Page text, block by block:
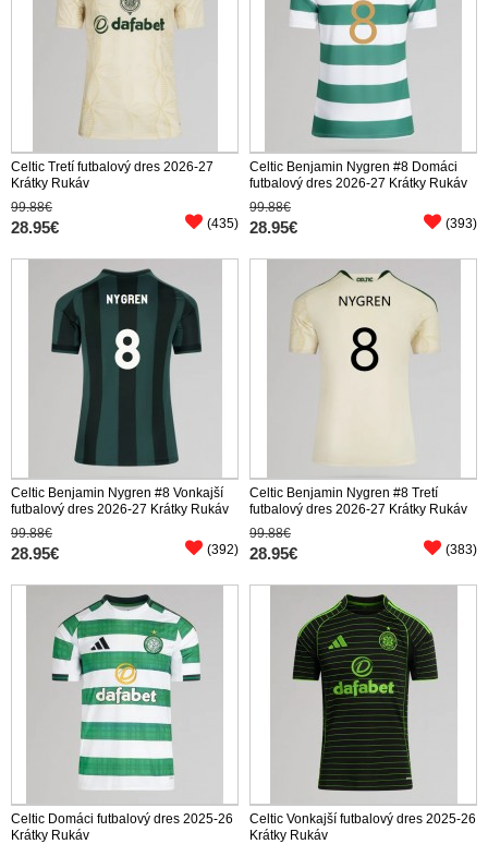
Celtic Tretí futbalový dres 2026-27
Krátky Rukáv
99.88€
28.95€ (435)
Celtic Benjamin Nygren #8 Domáci
futbalový dres 2026-27 Krátky Rukáv
99.88€
28.95€ (393)
Celtic Benjamin Nygren #8 Vonkajší
futbalový dres 2026-27 Krátky Rukáv
99.88€
28.95€ (392)
Celtic Benjamin Nygren #8 Tretí
futbalový dres 2026-27 Krátky Rukáv
99.88€
28.95€ (383)
Celtic Domáci futbalový dres 2025-26
Krátky Rukáv
Celtic Vonkajší futbalový dres 2025-26
Krátky Rukáv